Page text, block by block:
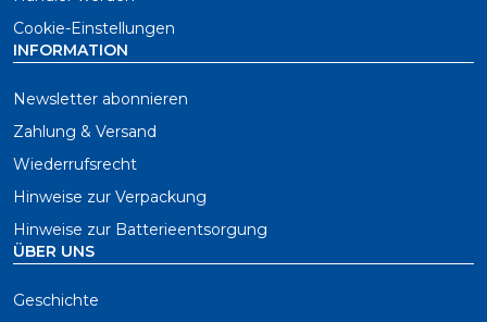
Cookie-Einstellungen
INFORMATION
Newsletter abonnieren
Zahlung & Versand
Wiederrufsrecht
Hinweise zur Verpackung
Hinweise zur Batterieentsorgung
ÜBER UNS
Geschichte